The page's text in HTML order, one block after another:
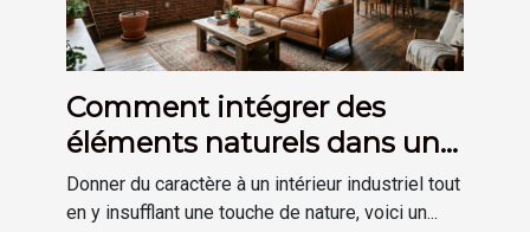
Comment intégrer des
éléments naturels dans une
décoration de style
industriel ?
Donner du caractère à un intérieur industriel tout
en y insufflant une touche de nature, voici un...